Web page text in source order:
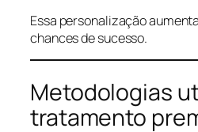
Essa personalização
chances de sucesso.
Metodologias
tratamento